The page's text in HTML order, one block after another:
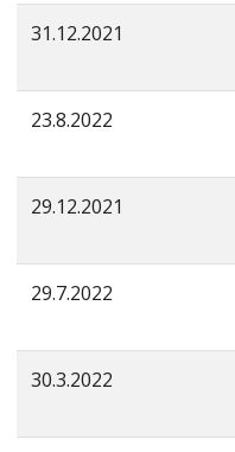
31.12.2021
23.8.2022
29.12.2021
29.7.2022
30.3.2022